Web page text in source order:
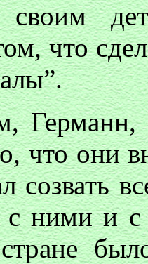
своим
что
Германн,
что они
созвать
ними и с